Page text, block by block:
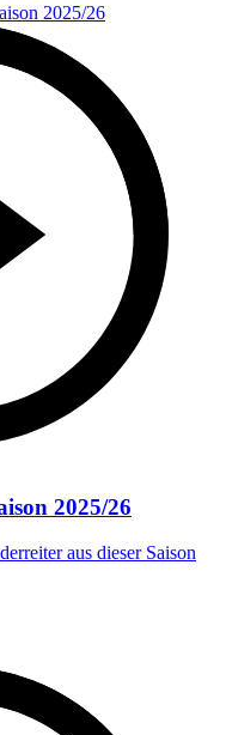
2025/26
aus dieser Saison